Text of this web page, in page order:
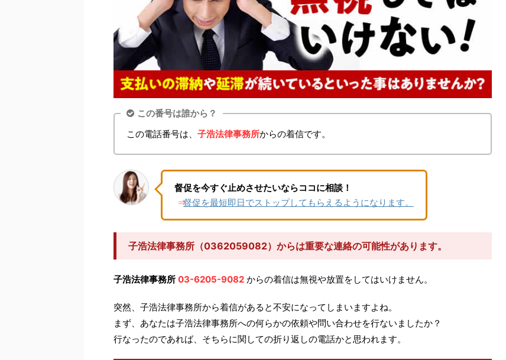
この番号は誰から？
この電話番号は、 子浩法律事務所からの着信です。
督促を今すぐ止めさせたいならココに相談！
⇒督促を最短即日でストップしてもらえるようになります。
子浩法律事務所（0362059082）からは重要な連絡の可能性があります。
子浩法律事務所 03-6205-9082 からの着信は無視や放置をしてはいけません。
突然、子浩法律事務所から着信があると不安になってしまいますよね。
まず、あなたは子浩法律事務所への何らかの依頼や問い合わせを行ないましたか？
行なったのであれば、そちらに関しての折り返しの電話かと思われます。